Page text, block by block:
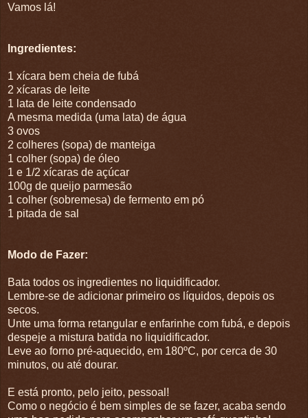
Vamos lá!
Ingredientes:
1 xícara bem cheia de fubá
2 xícaras de leite
1 lata de leite condensado
A mesma medida (uma lata) de água
3 ovos
2 colheres (sopa) de manteiga
1 colher (sopa) de óleo
1 e 1/2 xícaras de açúcar
100g de queijo parmesão
1 colher (sobremesa) de fermento em pó
1 pitada de sal
Modo de Fazer:
Bata todos os ingredientes no liquidificador.
Lembre-se de adicionar primeiro os líquidos, depois os
secos.
Unte uma forma retangular e enfarinhe com fubá, e depois
despeje a mistura batida no liquidificador.
Leve ao forno pré-aquecido, em 180ºC, por cerca de 30
minutos, ou até dourar.
E está pronto, pelo jeito, pessoal!
Como o negócio é bem simples de se fazer, acaba sendo